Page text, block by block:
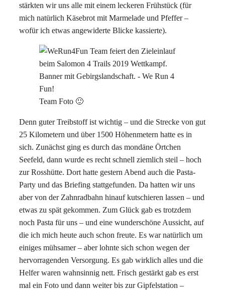
stärkten wir uns alle mit einem leckeren Frühstück (für
mich natürlich Käsebrot mit Marmelade und Pfeffer –
wofür ich etwas angewiderte Blicke kassierte).
Team Foto 🙂
Denn guter Treibstoff ist wichtig – und die Strecke von gut
25 Kilometern und über 1500 Höhenmetern hatte es in
sich. Zunächst ging es durch das mondäne Örtchen
Seefeld, dann wurde es recht schnell ziemlich steil – hoch
zur Rosshütte. Dort hatte gestern Abend auch die Pasta-
Party und das Briefing stattgefunden. Da hatten wir uns
aber von der Zahnradbahn hinauf kutschieren lassen – und
etwas zu spät gekommen. Zum Glück gab es trotzdem
noch Pasta für uns – und eine wunderschöne Aussicht, auf
die ich mich heute auch schon freute. Es war natürlich um
einiges mühsamer – aber lohnte sich schon wegen der
hervorragenden Versorgung. Es gab wirklich alles und die
Helfer waren wahnsinnig nett. Frisch gestärkt gab es erst
mal ein Foto und dann weiter bis zur Gipfelstation –